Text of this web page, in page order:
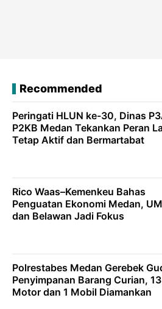
Recommended
Peringati HLUN ke-30, Dinas
P2KB Medan Tekankan Peran
Tetap Aktif dan Bermartabat
Rico Waas–Kemenkeu Bahas
Penguatan Ekonomi Medan,
dan Belawan Jadi Fokus
Polrestabes Medan Gerebek
Penyimpanan Barang Curian,
Motor dan 1 Mobil Diamankan